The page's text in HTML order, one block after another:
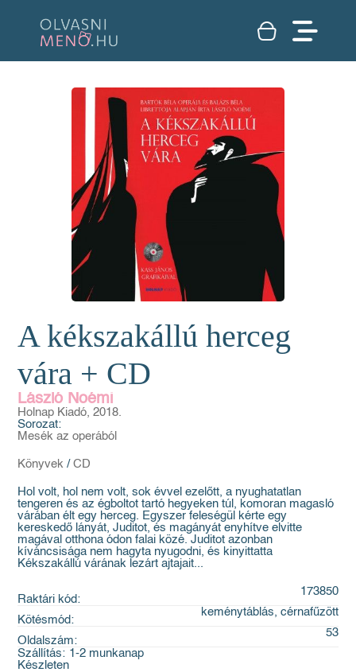
A kékszakállú herceg
vára + CD
László Noémi
Holnap Kiadó, 2018.
Sorozat:
Mesék az operából
Könyvek / CD
Hol volt, hol nem volt, sok évvel ezelőtt, a nyughatatlan
tengeren és az égboltot tartó hegyeken túl, komoran magasló
várában élt egy herceg. Egyszer feleségül kérte egy
kereskedő lányát, Juditot, és magányát enyhítve elvitte
magával otthona ódon falai közé. Juditot azonban
kíváncsisága nem hagyta nyugodni, és kinyittatta
Kékszakállú várának lezárt ajtajait...
Raktári kód:
173850
Kötésmód:
keménytáblás, cérnafűzött
Oldalszám:
53
Szállítás: 1-2 munkanap
Készleten